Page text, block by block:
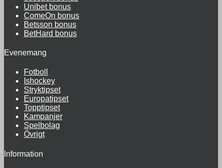
Unibet bonus
ComeOn bonus
Betsson bonus
BetHard bonus
Evenemang
Fotboll
Ishockey
Stryktipset
Europatipset
Topptipset
Kampanjer
Spelbolag
Övrigt
Information